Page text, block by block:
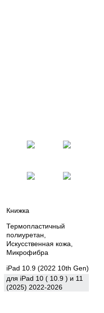
Книжка
Термопластичный
полиуретан,
Искусственная кожа,
Микрофибра
iPad 10.9 (2022 10th Gen)
для iPad 10 ( 10.9 ) и 11
(2025) 2022-2026